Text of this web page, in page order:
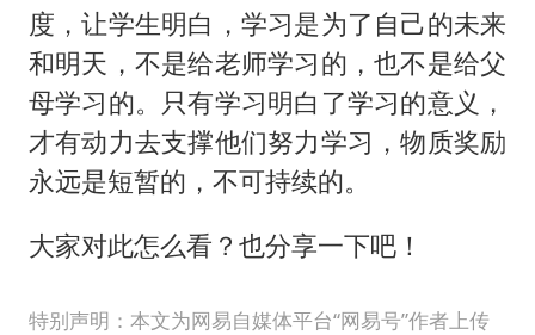
度，让学生明白，学习是为了自己的未来
和明天，不是给老师学习的，也不是给父
母学习的。只有学习明白了学习的意义，
才有动力去支撑他们努力学习，物质奖励
永远是短暂的，不可持续的。
大家对此怎么看？也分享一下吧！
特别声明：本文为网易自媒体平台“网易号”作者上传